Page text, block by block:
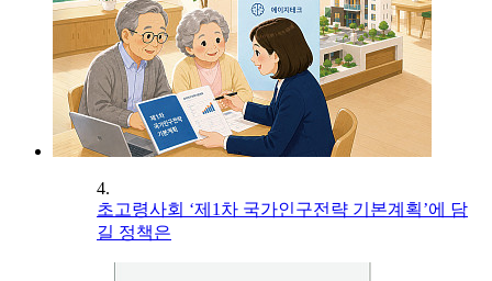
4.
초고령사회 ‘제1차 국가인구전략 기본계획’에 담
길 정책은